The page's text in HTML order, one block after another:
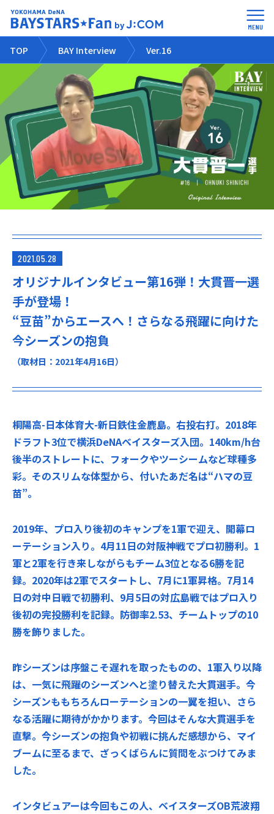
TOP BAY Interview Ver.16
2021.05.28
オリジナルインタビュー第16弾！大貫晋一選
手が登場！
“豆苗”からエースへ！さらなる飛躍に向けた
今シーズンの抱負
（取材日：2021年4月16日）
桐陽高-日本体育大-新日鉄住金鹿島。右投右打。2018年
ドラフト3位で横浜DeNAベイスターズ入団。140km/h台
後半のストレートに、フォークやツーシームなど球種多
彩。そのスリムな体型から、付いたあだ名は“ハマの豆
苗”。
2019年、プロ入り後初のキャンプを1軍で迎え、開幕ロ
ーテーション入り。4月11日の対阪神戦でプロ初勝利。1
軍と2軍を行き来しながらもチーム3位となる6勝を記
録。2020年は2軍でスタートし、7月に1軍昇格。7月14
日の対中日戦で初勝利、9月5日の対広島戦ではプロ入り
後初の完投勝利を記録。防御率2.53、チームトップの10
勝を飾りました。
昨シーズンは序盤こそ遅れを取ったものの、1軍入り以降
は、一気に飛躍のシーズンへと塗り替えた大貫選手。今
シーズンももちろんローテーションの一翼を担い、さら
なる活躍に期待がかかります。今回はそんな大貫選手を
直撃。今シーズンの抱負や初戦に挑んだ感想から、マイ
ブームに至るまで、ざっくばらんに質問をぶつけてみま
した。
インタビュアーは今回もこの人、ベイスターズOB荒波翔